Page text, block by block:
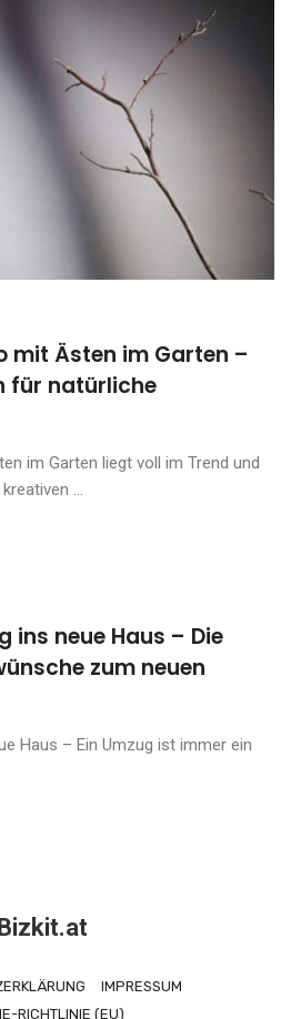
mit Ästen im Garten –
für natürliche
im Garten liegt voll im Trend und
...
ins neue Haus – Die
zum neuen
Haus – Ein Umzug ist immer ein
IMPRESSUM
RICHTLINIE (EU)